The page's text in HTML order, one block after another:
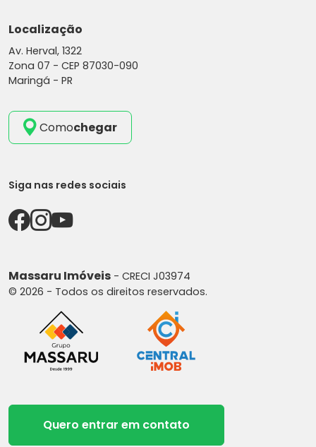
Localização
Av. Herval, 1322
Zona 07 - CEP 87030-090
Maringá - PR
Comochegar
Siga nas redes sociais
Massaru Imóveis - CRECI J03974
© 2026 - Todos os direitos reservados.
Quero entrar em contato